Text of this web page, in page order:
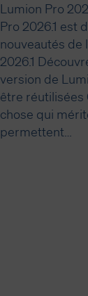
Lumion Pro
Pro 2026.1 est
nouveautés de
2026.1
version de
être réutilisées
chose qui
permettent…